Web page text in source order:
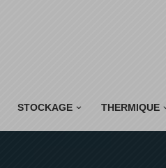
STOCKAGE THERMIQUE